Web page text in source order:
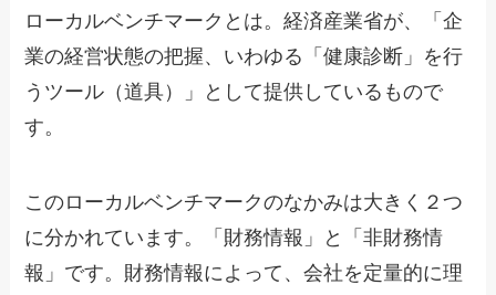
ローカルベンチマークとは。経済産業省が、「企
業の経営状態の把握、いわゆる「健康診断」を行
うツール（道具）」として提供しているもので
す。
このローカルベンチマークのなかみは大きく２つ
に分かれています。「財務情報」と「非財務情
報」です。財務情報によって、会社を定量的に理